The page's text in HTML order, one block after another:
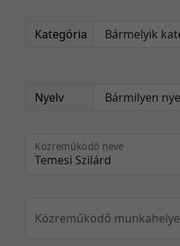
Kategória
Nyelv
Közreműködő neve
Közreműködő munkahelye